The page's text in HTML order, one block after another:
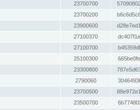
23700700
23700200
23900600
27100370
27100700
25100300
23300800
2790060
23700500
23500700